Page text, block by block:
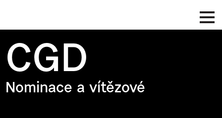
CGD
Nominace a vítězové